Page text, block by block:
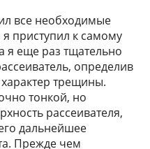
все необходимые
приступил к самому
я еще раз тщательно
определив
трещины.
тонкой, но
рассеивателя,
дальнейшее
Прежде чем